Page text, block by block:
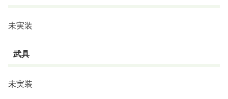
未実装
武具
未実装